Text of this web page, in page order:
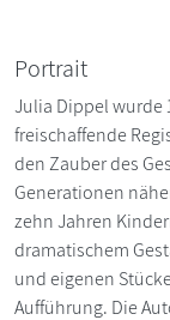
Portrait
Julia Dippel wurde
freischaffende
den Zauber des
Generationen
zehn Jahren
dramatischem
und eigenen
Aufführung. Die